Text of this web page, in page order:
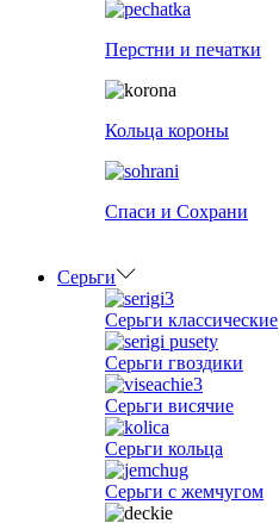
Перстни и печатки
Кольца короны
Спаси и Сохрани
Серьги
Серьги классические
Серьги гвоздики
Серьги висячие
Серьги кольца
Серьги с жемчугом